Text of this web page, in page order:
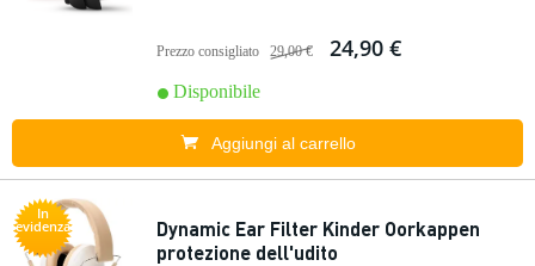
Prezzo consigliato 29,00 € 24,90 €
Disponibile
Aggiungi al carrello
In
evidenza
Dynamic Ear Filter Kinder Oorkappen
protezione dell'udito